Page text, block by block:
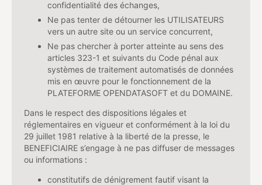
confidentialité des échanges,
Ne pas tenter de détourner les UTILISATEURS
vers un autre site ou un service concurrent,
Ne pas chercher à porter atteinte au sens des
articles 323-1 et suivants du Code pénal aux
systèmes de traitement automatisés de données
mis en œuvre pour le fonctionnement de la
PLATEFORME OPENDATASOFT et du DOMAINE.
Dans le respect des dispositions légales et
réglementaires en vigueur et conformément à la loi du
29 juillet 1981 relative à la liberté de la presse, le
BENEFICIAIRE s’engage à ne pas diffuser de messages
ou informations :
constitutifs de dénigrement fautif visant la